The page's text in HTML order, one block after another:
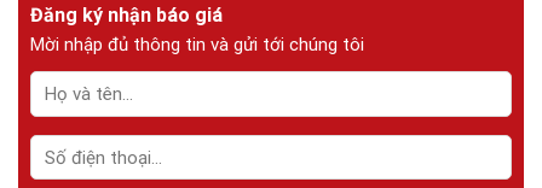
Đăng ký nhận báo giá
Mời nhập đủ thông tin và gửi tới chúng tôi